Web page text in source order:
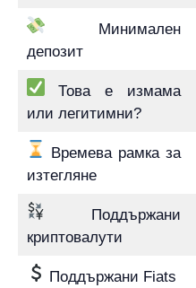
Минимален
депозит
Това е измама
или легитимни?
изтегляне
криптовалути
Поддържани Fiats